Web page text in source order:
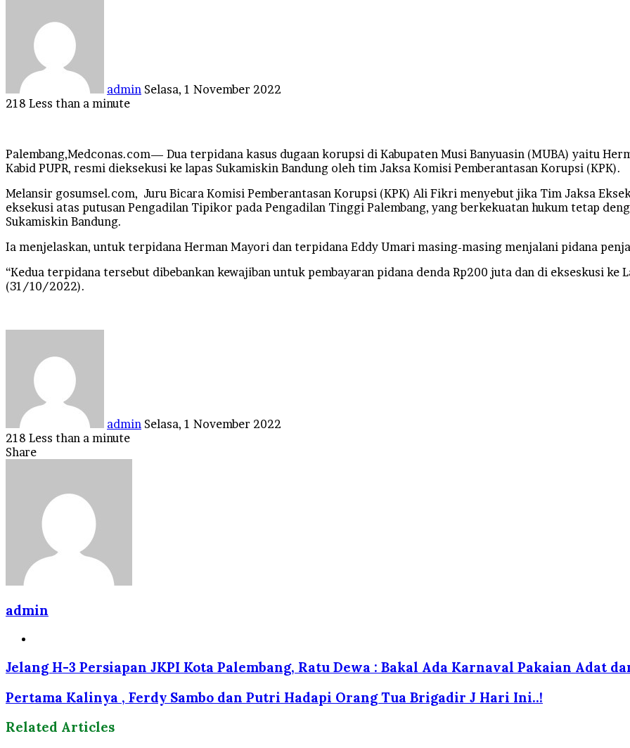
admin Selasa, 1 November 2022
218 Less than a minute
Palembang,Medconas.com— Dua terpidana kasus dugaan korupsi di Kabupaten Musi Banyuasin (MUBA) yaitu
Kabid PUPR, resmi dieksekusi ke lapas Sukamiskin Bandung oleh tim Jaksa Komisi Pemberantasan Korupsi (KPK).
Melansir gosumsel.com, Juru Bicara Komisi Pemberantasan Korupsi (KPK) Ali Fikri menyebut jika Tim Jaksa
eksekusi atas putusan Pengadilan Tipikor pada Pengadilan Tinggi Palembang, yang berkekuatan hukum tetap
Sukamiskin Bandung.
Ia menjelaskan, untuk terpidana Herman Mayori dan terpidana Eddy Umari masing-masing menjalani pidana
“Kedua terpidana tersebut dibebankan kewajiban untuk pembayaran pidana denda Rp200 juta dan di ekseskusi ke
(31/10/2022).
admin Selasa, 1 November 2022
218 Less than a minute
Facebook
Twitter
LinkedIn
Tumblr
Pinterest
Reddit
VKontakte
Odnoklassniki
Pocket
Share
admin
Jelang H-3 Persiapan JKPI Kota Palembang, Ratu Dewa : Bakal Ada Karnaval Pakaian Adat
Pertama Kalinya , Ferdy Sambo dan Putri Hadapi Orang Tua Brigadir J Hari Ini..!
Related Articles